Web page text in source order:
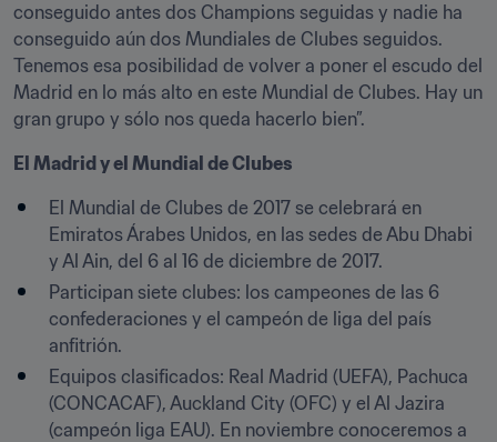
conseguido antes dos Champions seguidas y nadie ha
conseguido aún dos Mundiales de Clubes seguidos.
Tenemos esa posibilidad de volver a poner el escudo del
Madrid en lo más alto en este Mundial de Clubes. Hay un
gran grupo y sólo nos queda hacerlo bien”.
El Madrid y el Mundial de Clubes
El Mundial de Clubes de 2017 se celebrará en
Emiratos Árabes Unidos, en las sedes de Abu Dhabi
y Al Ain, del 6 al 16 de diciembre de 2017.
Participan siete clubes: los campeones de las 6
confederaciones y el campeón de liga del país
anfitrión.
Equipos clasificados: Real Madrid (UEFA), Pachuca
(CONCACAF), Auckland City (OFC) y el Al Jazira
(campeón liga EAU). En noviembre conoceremos a